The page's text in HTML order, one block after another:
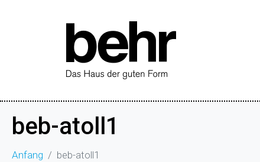
beb-atoll1
Anfang beb-atoll1